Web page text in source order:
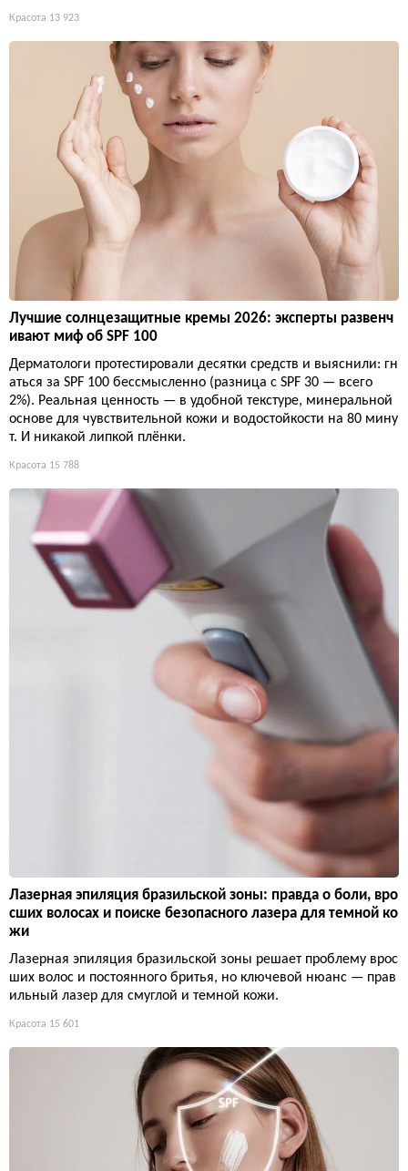
Красота 13 923
Лучшие солнцезащитные кремы 2026: эксперты развенч
ивают миф об SPF 100
Дерматологи протестировали десятки средств и выяснили: гн
аться за SPF 100 бессмысленно (разница с SPF 30 — всего
2%). Реальная ценность — в удобной текстуре, минеральной
основе для чувствительной кожи и водостойкости на 80 мину
т. И никакой липкой плёнки.
Красота 15 788
Лазерная эпиляция бразильской зоны: правда о боли, вро
сших волосах и поиске безопасного лазера для темной ко
жи
Лазерная эпиляция бразильской зоны решает проблему врос
ших волос и постоянного бритья, но ключевой нюанс — прав
ильный лазер для смуглой и темной кожи.
Красота 15 601